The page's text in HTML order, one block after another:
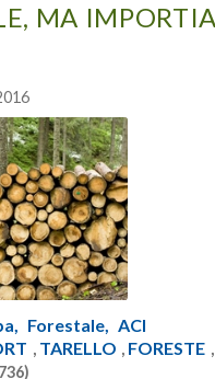
MA
Forestale, ACI
, TARELLO , FORESTE ,